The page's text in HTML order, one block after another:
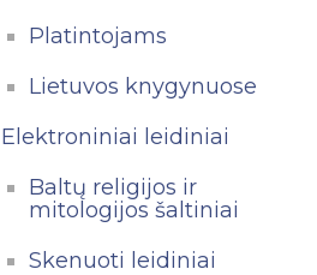
Platintojams
Lietuvos knygynuose
Elektroniniai leidiniai
Baltų religijos ir
mitologijos šaltiniai
Skenuoti leidiniai